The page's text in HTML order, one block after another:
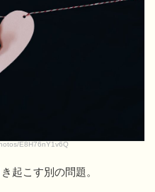
E8H76nY1v6Q
起こす別の問題。